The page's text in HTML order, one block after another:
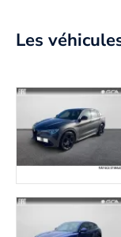
Les